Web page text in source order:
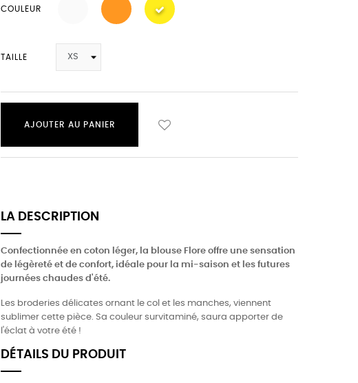
COULEUR
TAILLE
AJOUTER AU PANIER
LA DESCRIPTION
Confectionnée en coton léger, la blouse Flore offre une sensation
de légèreté et de confort, idéale pour la mi-saison et les futures
journées chaudes d'été.
Les broderies délicates ornant le col et les manches, viennent
sublimer cette pièce. Sa couleur survitaminé, saura apporter de
l'éclat à votre été !
DÉTAILS DU PRODUIT